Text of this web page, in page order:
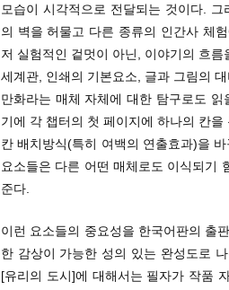
모습이 시각적으로 전달되는 것이다.
의 벽을 허물고 다른 종류의 인간사 체
저 실험적인 겉멋이 아닌, 이야기의 흐
세계관, 인쇄의 기본요소, 글과 그림의
만화라는 매체 자체에 대한 탐구로도
기에 각 챕터의 첫 페이지에 하나의 칸
칸 배치방식(특히 여백의 연출효과)을
요소들은 다른 어떤 매체로도 이식되기
준다.
이런 요소들의 중요성을 한국어판의 출
한 감상이 가능한 성의 있는 완성도로
[유리의 도시]에 대해서는 필자가 작품